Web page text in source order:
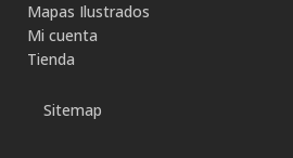
Mapas Ilustrados
Mi cuenta
Tienda
Sitemap